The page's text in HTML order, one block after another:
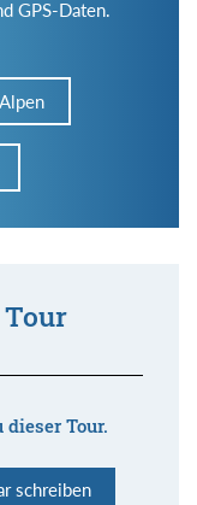
GPS-Daten.
Tour.
schreiben